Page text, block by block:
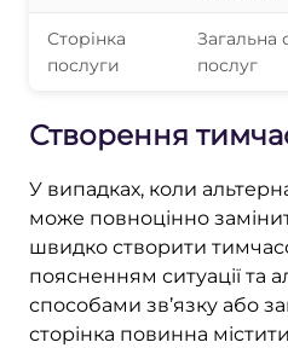
Сторінка
послуги
Загальна
послуг
Створення
У випадках, коли
може повноцінно
швидко створити
поясненням ситуації та
способами зв’язку або
сторінка повинна